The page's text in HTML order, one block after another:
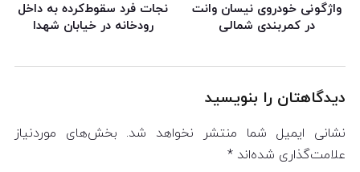
واژگونی خودروی نیسان وانت
در کمربندی شمالی
نجات فرد سقوط‌کرده به داخل
رودخانه در خیابان شهدا
دیدگاهتان را بنویسید
نشانی ایمیل شما منتشر نخواهد شد. بخش‌های موردنیاز
علامت‌گذاری شده‌اند *